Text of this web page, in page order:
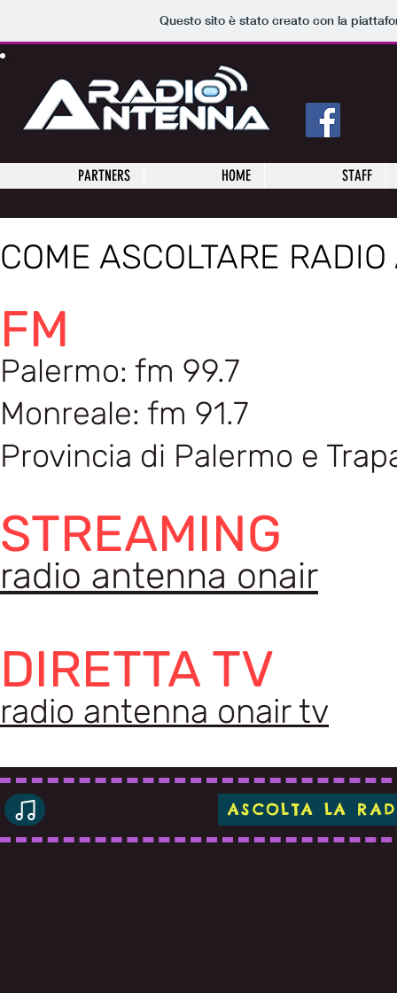
Questo sito è stato creato con la
PARTNERS HOME STAFF
COME ASCOLTARE
:
FM
Palermo: fm 99.7
Monreale: fm 91.7
Provincia di Palermo e
STREAMING
radio antenna onair
DIRETTA TV
radio antenna onair tv
ASCOLTA LA